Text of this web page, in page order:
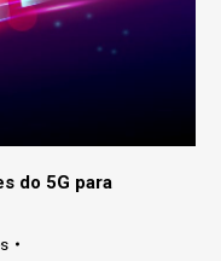
do 5G para